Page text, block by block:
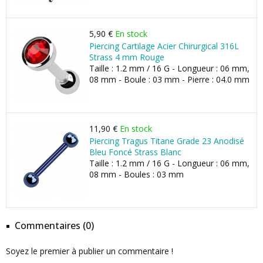
5,90 € En stock
Piercing Cartilage Acier Chirurgical 316L
Strass 4 mm Rouge
Taille : 1.2 mm / 16 G - Longueur : 06 mm,
08 mm - Boule : 03 mm - Pierre : 04.0 mm
11,90 € En stock
Piercing Tragus Titane Grade 23 Anodisé
Bleu Foncé Strass Blanc
Taille : 1.2 mm / 16 G - Longueur : 06 mm,
08 mm - Boules : 03 mm
Commentaires (0)
Soyez le premier à publier un commentaire !